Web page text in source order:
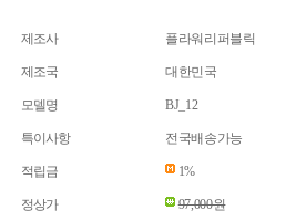
제조사 플라워리퍼블릭
제조국 대한민국
모델명 BJ_12
특이사항 전국배송가능
적립금 1%
정상가 97,000원